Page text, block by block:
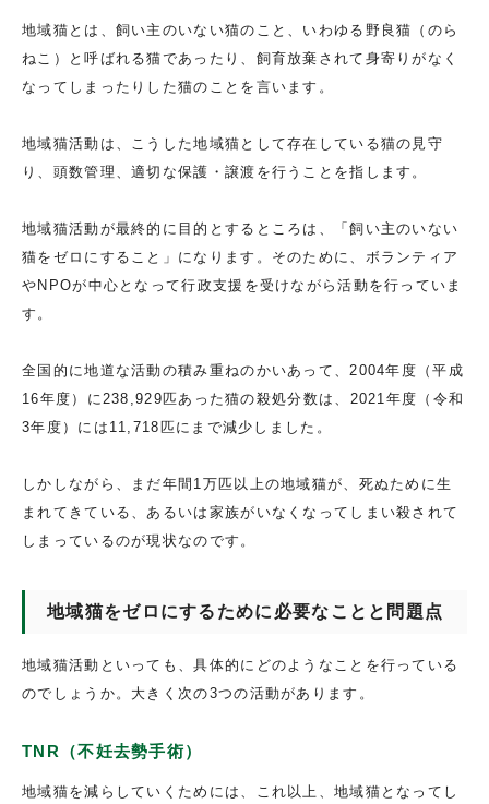
地域猫とは、飼い主のいない猫のこと、いわゆる野良猫（のら
ねこ）と呼ばれる猫であったり、飼育放棄されて身寄りがなく
なってしまったりした猫のことを言います。
地域猫活動は、こうした地域猫として存在している猫の見守
り、頭数管理、適切な保護・譲渡を行うことを指します。
地域猫活動が最終的に目的とするところは、「飼い主のいない
猫をゼロにすること」になります。そのために、ボランティア
やNPOが中心となって行政支援を受けながら活動を行っていま
す。
全国的に地道な活動の積み重ねのかいあって、2004年度（平成
16年度）に238,929匹あった猫の殺処分数は、2021年度（令和
3年度）には11,718匹にまで減少しました。
しかしながら、まだ年間1万匹以上の地域猫が、死ぬために生
まれてきている、あるいは家族がいなくなってしまい殺されて
しまっているのが現状なのです。
地域猫をゼロにするために必要なことと問題点
地域猫活動といっても、具体的にどのようなことを行っている
のでしょうか。大きく次の3つの活動があります。
TNR（不妊去勢手術）
地域猫を減らしていくためには、これ以上、地域猫となってし